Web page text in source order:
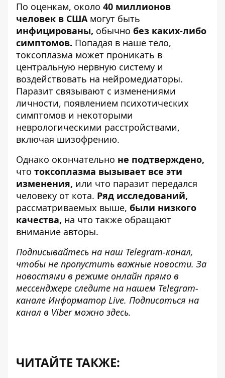
По оценкам, около 40 миллионов
человек в СШАмогут быть
инфицированы, обычно без каких-либо
симптомов. Попадая в наше тело,
токсоплазма может проникать в
центральную нервную систему и
воздействовать на нейромедиаторы.
Паразит связывают с изменениями
личности, появлением психотических
симптомов и некоторыми
неврологическими расстройствами,
включая шизофрению.
Однако окончательно не подтверждено,
что токсоплазма вызывает все эти
изменения, или что паразит передался
человеку от кота. Ряд исследований,
рассматриваемых выше, были низкого
качества, на что также обращают
внимание авторы.
Подписывайтесь на наш Telegram-канал,
чтобы не пропустить важные новости. За
новостями в режиме онлайн прямо в
мессенджере следите на нашем Telegram-
канале Информатор Live. Подписаться на
канал в Viber можно здесь.
ЧИТАЙТЕ ТАКЖЕ: